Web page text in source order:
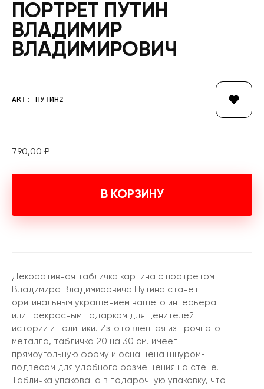
ПОРТРЕТ ПУТИН
ВЛАДИМИР
ВЛАДИМИРОВИЧ
ART: ПУТИН2
790,00 ₽
В КОРЗИНУ
Декоративная табличка картина с портретом
Владимира Владимировича Путина станет
оригинальным украшением вашего интерьера
или прекрасным подарком для ценителей
истории и политики. Изготовленная из прочного
металла, табличка 20 на 30 см. имеет
прямоугольную форму и оснащена шнуром-
подвесом для удобного размещения на стене.
Табличка упакована в подарочную упаковку, что